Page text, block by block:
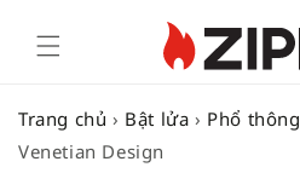
Trang chủ › Bật lửa › Phổ thông
Venetian Design